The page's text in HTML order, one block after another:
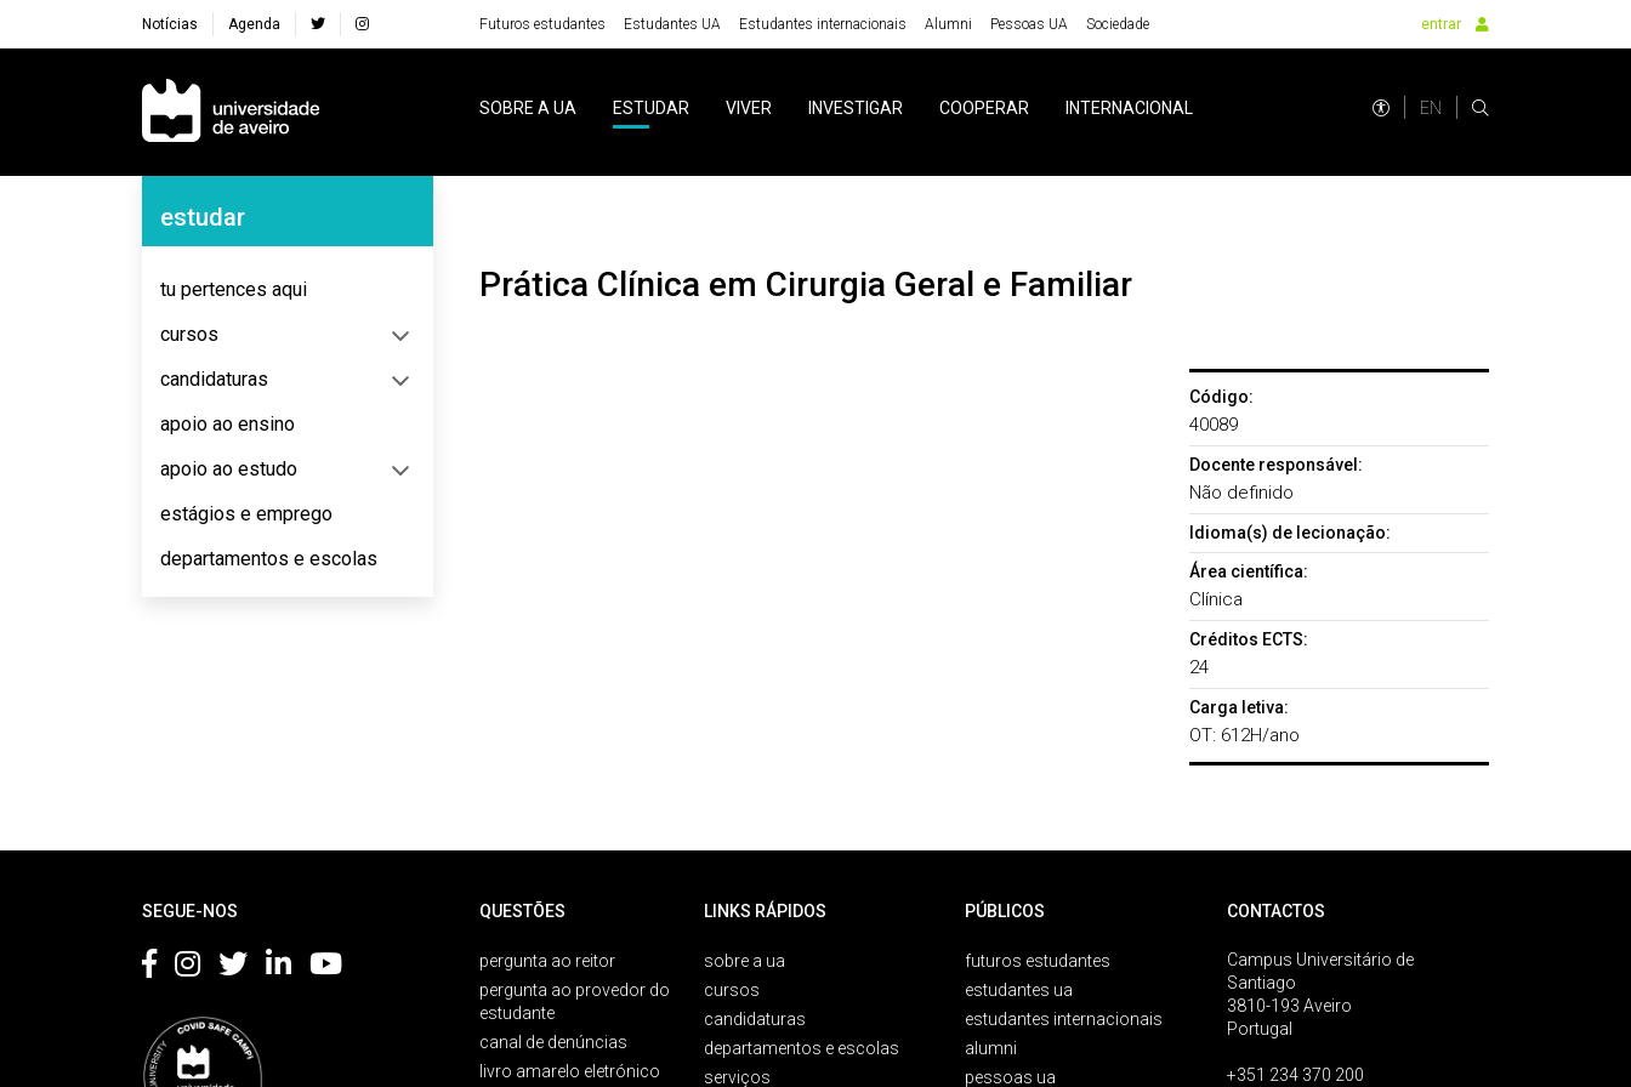
Notícias Agenda Futuros estudantes Estudantes UA Estudantes internacionais Alumni Pessoas UA Sociedade entrar
Navegação Principal
SOBRE A UA ESTUDAR VIVER INVESTIGAR COOPERAR INTERNACIONAL EN
Navegação Lateral
estudar
tu pertences aqui
cursos
candidaturas
apoio ao ensino
apoio ao estudo
estágios e emprego
departamentos e escolas
Prática Clínica em Cirurgia Geral e Familiar
Código:
40089
Docente responsável:
Não definido
Idioma(s) de lecionação:
Área científica:
Clínica
Créditos ECTS:
24
Carga letiva:
OT: 612H/ano
SEGUE-NOS QUESTÕES
pergunta ao reitor
pergunta ao provedor do
estudante
canal de denúncias
livro amarelo eletrónico
LINKS RÁPIDOS
sobre a ua
cursos
candidaturas
departamentos e escolas
serviços
PÚBLICOS
futuros estudantes
estudantes ua
estudantes internacionais
alumni
pessoas ua
CONTACTOS
Campus Universitário de
Santiago
3810-193 Aveiro
Portugal
+351 234 370 200